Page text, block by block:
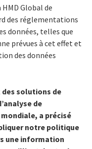
Global de
des réglementations
données, telles que
prévues à cet effet et
des données
solutions de
de
a précisé
notre politique
une information